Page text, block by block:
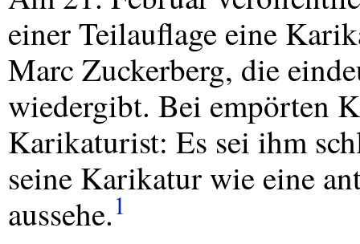
einer Teilauflage eine
Marc Zuckerberg, die
wiedergibt. Bei empörten
Karikaturist: Es sei ihm
seine Karikatur wie eine
aussehe.1